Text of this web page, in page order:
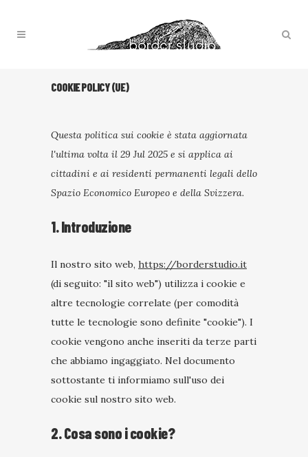
COOKIE POLICY (UE)
Questa politica sui cookie è stata aggiornata
l'ultima volta il 29 Jul 2025 e si applica ai
cittadini e ai residenti permanenti legali dello
Spazio Economico Europeo e della Svizzera.
1. Introduzione
Il nostro sito web, https://borderstudio.it
(di seguito: "il sito web") utilizza i cookie e
altre tecnologie correlate (per comodità
tutte le tecnologie sono definite "cookie"). I
cookie vengono anche inseriti da terze parti
che abbiamo ingaggiato. Nel documento
sottostante ti informiamo sull'uso dei
cookie sul nostro sito web.
2. Cosa sono i cookie?